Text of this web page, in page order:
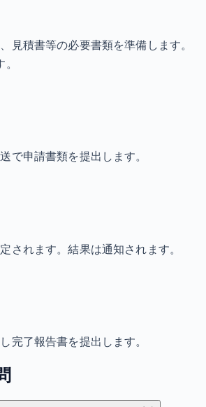
見積書等の必要書類を準備します。
で申請書類を提出します。
されます。結果は通知されます。
完了報告書を提出します。